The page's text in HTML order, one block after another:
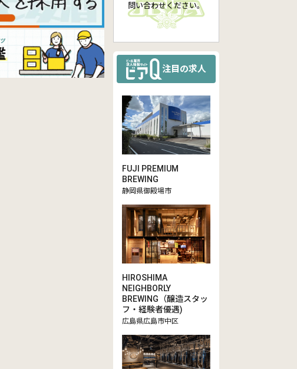
問い合わせください。
注目の求人
FUJI PREMIUM
BREWING
静岡県御殿場市
HIROSHIMA
NEIGHBORLY
BREWING（醸造スタッ
フ・経験者優遇)
広島県広島市中区